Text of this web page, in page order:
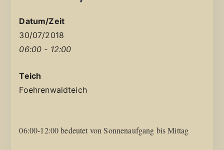
Datum/Zeit
30/07/2018
06:00 - 12:00
Teich
Foehrenwaldteich
06:00-12:00 bedeutet von Sonnenaufgang bis Mittag